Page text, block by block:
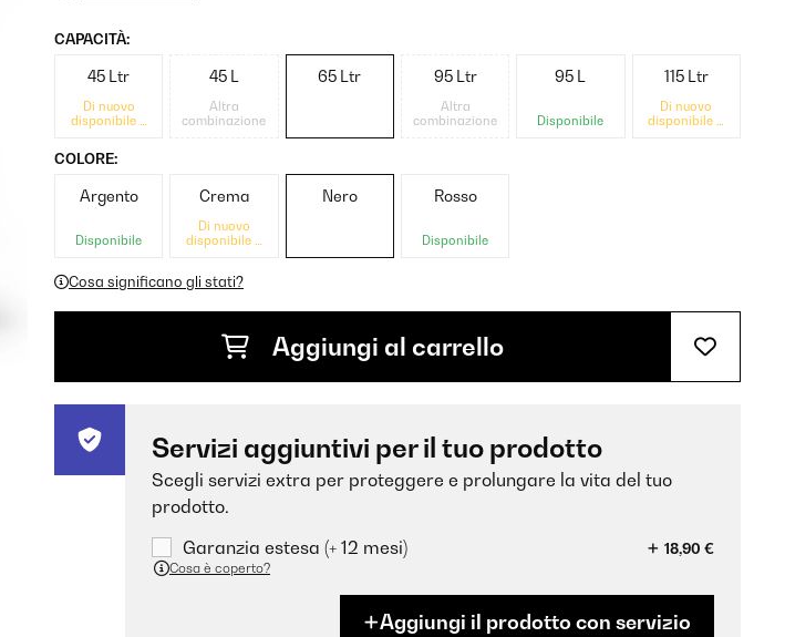
CAPACITÀ:
45 Ltr
Di nuovo
disponibile a
45 L
Altra
combinazione
65 Ltr 95 Ltr
Altra
combinazione
95 L
Disponibile
115 Ltr
Di nuovo
disponibile a
COLORE:
Argento
Disponibile
Crema
Di nuovo
disponibile a
Nero Rosso
Disponibile
Cosa significano gli stati?
Aggiungi al carrello
Servizi aggiuntivi per il tuo prodotto
Scegli servizi extra per proteggere e prolungare la vita del tuo
prodotto.
Garanzia estesa (+ 12 mesi)
18,90 €
Cosa è coperto?
Aggiungi il prodotto con servizio